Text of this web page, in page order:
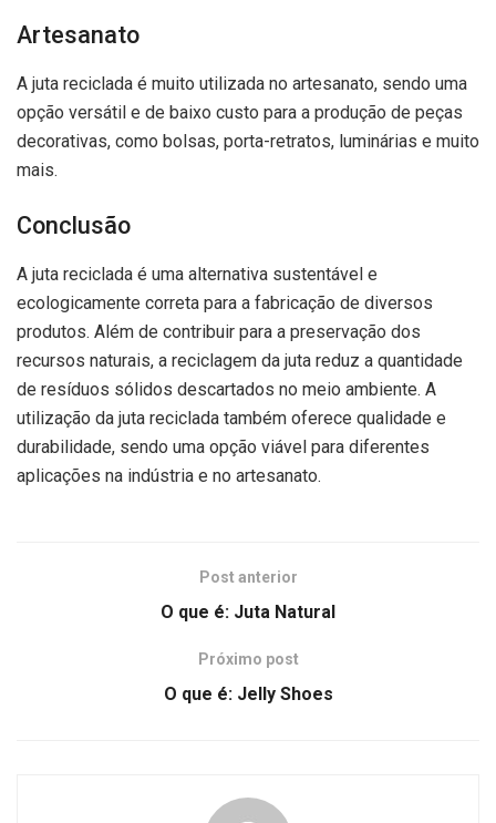
Artesanato
A juta reciclada é muito utilizada no artesanato, sendo uma
opção versátil e de baixo custo para a produção de peças
decorativas, como bolsas, porta-retratos, luminárias e muito
mais.
Conclusão
A juta reciclada é uma alternativa sustentável e
ecologicamente correta para a fabricação de diversos
produtos. Além de contribuir para a preservação dos
recursos naturais, a reciclagem da juta reduz a quantidade
de resíduos sólidos descartados no meio ambiente. A
utilização da juta reciclada também oferece qualidade e
durabilidade, sendo uma opção viável para diferentes
aplicações na indústria e no artesanato.
Post anterior
O que é: Juta Natural
Próximo post
O que é: Jelly Shoes